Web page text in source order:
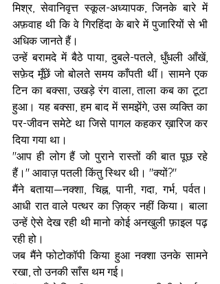
मिश्र, सेवानिवृत्त स्कूल-अध्यापक, जिनके बारे में
अफ़वाह थी कि वे गिरहिंदा के बारे में पुजारियों से भी
अधिक जानते हैं।
उन्हें बरामदे में बैठे पाया, दुबले-पतले, धुँधली आँखें,
सफ़ेद मूँछें जो बोलते समय काँपती थीं। सामने एक
टिन का बक्सा, उखड़े रंग वाला, ताला कब का टूटा
हुआ। यह बक्सा, हम बाद में समझेंगे, उस व्यक्ति का
पर-जीवन समेटे था जिसे पागल कहकर ख़ारिज कर
दिया गया था।
"आप ही लोग हैं जो पुराने रास्तों की बात पूछ रहे
हैं।" आवाज़ पतली किंतु स्थिर थी। "क्यों?"
मैंने बताया—नक्शा, चिह्न, पानी, गदा, गर्भ, पर्वत।
आधी रात वाले पत्थर का ज़िक्र नहीं किया। बाला
उन्हें ऐसे देख रही थी मानो कोई अनखुली फ़ाइल पढ़
रही हो।
जब मैंने फोटोकॉपी किया हुआ नक्शा उनके सामने
रखा, तो उनकी साँस थम गई।